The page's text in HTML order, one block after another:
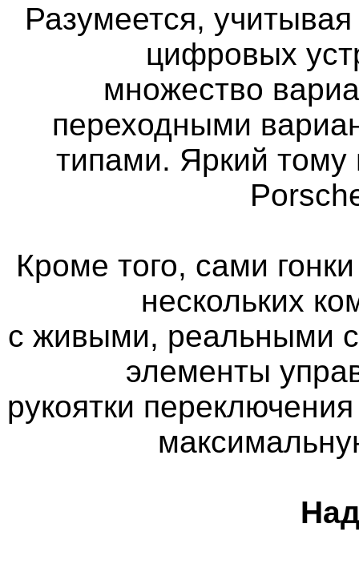
Разумеется,
цифровых
множество
переходными
типами. Яркий
Кроме того, сами
нескольких
с живыми, реальными
элементы
рукоятки